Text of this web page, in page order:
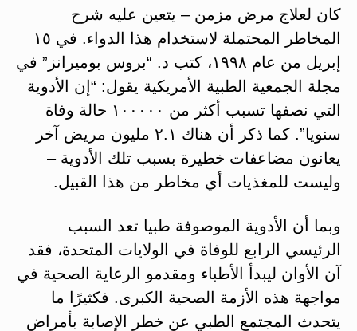
كان لعلاج مرض مزمن – يتعين عليه شرح
المخاطر المحتملة لاستخدام هذا الدواء. في ١٥
إبريل من عام ١٩٩٨، كتب د. “بروس بوميرانز” في
مجلة الجمعية الطبية الأمريكية يقول: “إن الأدوية
التي نصفها تسبب أكثر من ١٠٠٠٠٠ حالة وفاة
سنويا”. كما ذكر أن هناك ٢.١ مليون مريض آخر
يعانون مضاعفات خطيرة بسبب تلك الأدوية –
وليست للمغذيات أي مخاطر من هذا القبيل.
وبما أن الأدوية الموصوفة طبيا تعد السبب
الرئيسي الرابع للوفاة في الولايات المتحدة، فقد
آن الأوان ليبدأ الأطباء ومقدمو الرعاية الصحية في
مواجهة هذه الأزمة الصحية الكبرى. فكثيرًا ما
يتحدث المجتمع الطبي عن خطر الإصابة بأمراض